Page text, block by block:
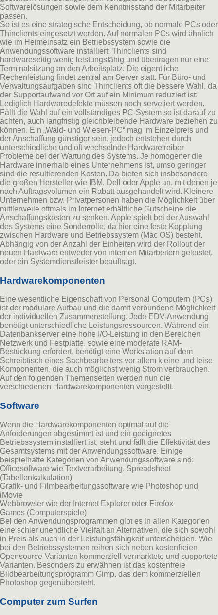
Softwarelösungen sowie dem Kenntnisstand der Mitarbeiter
passen.
So ist es eine strategische Entscheidung, ob normale PCs oder
Thinclients eingesetzt werden. Auf normalen PCs wird ähnlich
wie im Heimeinsatz ein Betriebssystem sowie die
Anwendungssoftware installiert. Thinclients sind
hardwareseitig wenig leistungsfähig und übertragen nur eine
Terminalsitzung an den Arbeitsplatz. Die eigentliche
Rechenleistung findet zentral am Server statt. Für Büro- und
Verwaltungsaufgaben sind Thinclients oft die bessere Wahl, da
der Supportaufwand vor Ort auf ein Minimum reduziert ist:
Lediglich Hardwaredefekte müssen noch servetiert werden.
Fällt die Wahl auf ein vollständiges PC-System so ist darauf zu
achten, auch langfristig gleichbleibende Hardware beziehen zu
können. Ein „Wald- und Wiesen-PC“ mag im Einzelpreis und
der Anschaffung günstiger sein, jedoch entstehen durch
unterschiedliche und oft wechselnde Hardwaretreiber
Probleme bei der Wartung des Systems. Je homogener die
Hardware innerhalb eines Unternehmens ist, umso geringer
sind die resultierenden Kosten. Da bieten sich insbesondere
die großen Hersteller wie IBM, Dell oder Apple an, mit denen je
nach Auftragsvolumen ein Rabatt ausgehandelt wird. Kleinere
Unternehmen bzw. Privatpersonen haben die Möglichkeit über
mittlerweile oftmals im Internet erhältliche Gutscheine die
Anschaffungskosten zu senken. Apple spielt bei der Auswahl
des Systems eine Sonderrolle, da hier eine feste Kopplung
zwischen Hardware und Betriebssystem (Mac OS) besteht.
Abhängig von der Anzahl der Einheiten wird der Rollout der
neuen Hardware entweder von internen Mitarbeitern geleistet,
oder ein Systemdienstleister beauftragt.
Hardwarekomponenten
Eine wesentliche Eigenschaft von Personal Computern (PCs)
ist der modulare Aufbau und die damit verbundene Möglichkeit
der individuellen Zusammenstellung. Jede EDV-Anwendung
benötigt unterschiedliche Leistungsressourcen. Während ein
Datenbankserver eine hohe I/O-Leistung in den Bereichen
Netzwerk und Festplatte, sowie eine moderate RAM-
Bestückung erfordert, benötigt eine Workstation auf dem
Schreibtisch eines Sachbearbeiters vor allem kleine und leise
Komponenten, die auch möglichst wenig Strom verbrauchen.
Auf den folgenden Themenseiten werden nun die
verschiedenen Hardwarekomponenten vorgestellt.
Software
Wenn die Hardwarekomponenten optimal auf die
Anforderungen abgestimmt ist und ein geeignetes
Betriebssystem installiert ist, steht und fällt die Effektivität des
Gesamtsystems mit der Anwendungssoftware. Einige
beispielhafte Kategorien von Anwendungssoftware sind:
Officesoftware wie Textverarbeitung, Spreadsheet
(Tabellenkalkulation)
Grafik- und Filmbearbeitungssoftware wie Photoshop und
iMovie
Webbrowser wie der Internet Explorer oder Firefox
Games (Computerspiele)
Bei den Anwendungsprogrammen gibt es in allen Kategorien
eine schier unendliche Vielfalt an Alternativen, die sich sowohl
in Preis als auch in der Leistungsfähigkeit unterscheiden. Wie
bei den Betriebssystemen reihen sich neben kostenfreien
Opensource-Varianten kommerziell vermarktete und supportete
Varianten. Besonders zu erwähnen ist das kostenfreie
Bildbearbeitungsprogramm Gimp, das dem kommerziellen
Photoshop gegenübersteht.
Computer zum Surfen